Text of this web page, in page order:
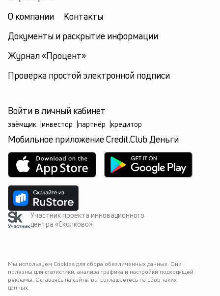
О компании
Контакты
Документы и раскрытие информации
Журнал «Процент»
Проверка простой электронной подписи
Мы используем Cookies для сбора обезличенных данных. Они
полезны для статистики, анализа трафика и настройки подходящей
рекламы. Оставаясь на сайте, вы соглашаетесь на сбор таких
данных.
Войти в личный кабинет
заёмщик инвестор партнёр кредитор
Мобильное приложение Credit.Club Деньги
Участник проекта инновационного
центра «Сколково»